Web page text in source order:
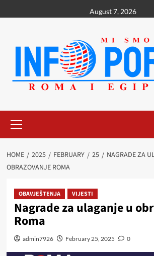
to
August 7, 2026
Menu
HOME 2025 FEBRUARY 25
NAGRADE ZA
OBRAZOVANJE ROMA
OBAVJEŠTENJA VIJESTI
Nagrade za ulaganje u
Roma
admin7926 February 25, 2025 0